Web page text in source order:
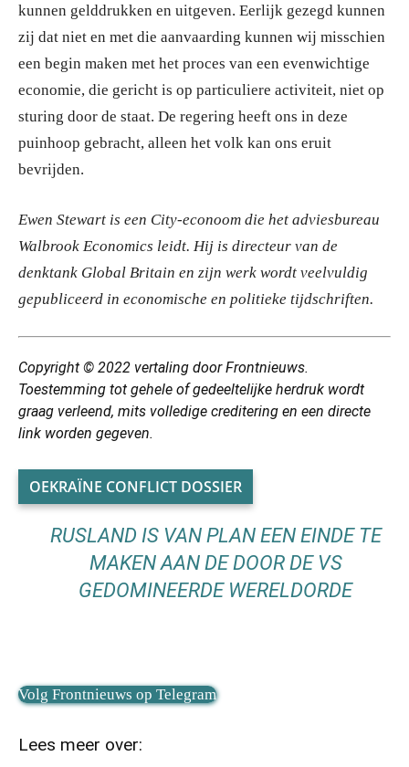
kunnen gelddrukken en uitgeven. Eerlijk gezegd kunnen
zij dat niet en met die aanvaarding kunnen wij misschien
een begin maken met het proces van een evenwichtige
economie, die gericht is op particuliere activiteit, niet op
sturing door de staat. De regering heeft ons in deze
puinhoop gebracht, alleen het volk kan ons eruit
bevrijden.
Ewen Stewart is een City-econoom die het adviesbureau
Walbrook Economics leidt. Hij is directeur van de
denktank Global Britain en zijn werk wordt veelvuldig
gepubliceerd in economische en politieke tijdschriften.
Copyright © 2022 vertaling door Frontnieuws.
Toestemming tot gehele of gedeeltelijke herdruk wordt
graag verleend, mits volledige creditering en een directe
link worden gegeven.
OEKRAÏNE CONFLICT DOSSIER
RUSLAND IS VAN PLAN EEN EINDE TE
MAKEN AAN DE DOOR DE VS
GEDOMINEERDE WERELDORDE
Volg Frontnieuws op Telegram
Lees meer over: